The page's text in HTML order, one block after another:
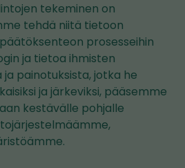
tekeminen on
tehdä niitä tietoon
prosesseihin
ja tietoa ihmisten
painotuksista, jotka he
ja järkeviksi, pääsemme
kestävälle pohjalle